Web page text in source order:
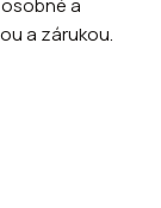
a
a zárukou.